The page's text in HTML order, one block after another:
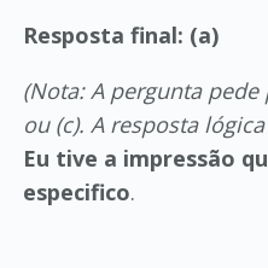
Resposta final: (a)
(Nota: A pergunta pede
ou (c). A resposta lógica
Eu tive a impressão
especifico.